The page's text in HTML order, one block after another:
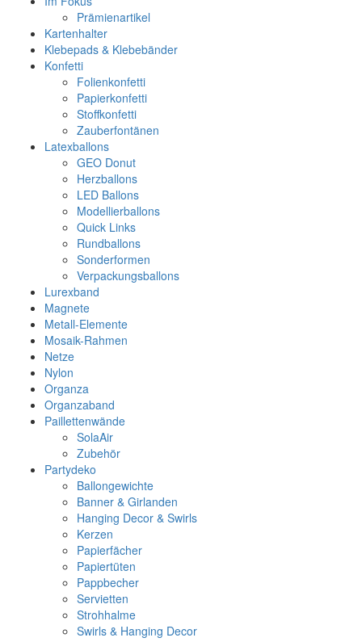
Prämienartikel
Kartenhalter
Klebepads & Klebebänder
Konfetti
Folienkonfetti
Papierkonfetti
Stoffkonfetti
Zauberfontänen
Latexballons
GEO Donut
Herzballons
LED Ballons
Modellierballons
Quick Links
Rundballons
Sonderformen
Verpackungsballons
Lurexband
Magnete
Metall-Elemente
Mosaik-Rahmen
Netze
Nylon
Organza
Organzaband
Paillettenwände
SolaAir
Zubehör
Partydeko
Ballongewichte
Banner & Girlanden
Hanging Decor & Swirls
Kerzen
Papierfächer
Papiertüten
Pappbecher
Servietten
Strohhalme
Swirls & Hanging Decor